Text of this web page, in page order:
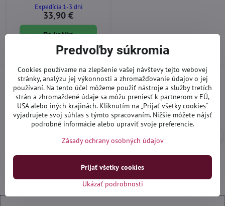
Expedícia 1-3 dni
33,90 €
Do košíka
Viac recenzií nájdete ajna Google
I Ivan_yogi92
Hodnotenie:
5
5
Odporúčam, prístup ku zákazníkom 100%
Predvoľby súkromia
Cookies používame na zlepšenie vašej návštevy tejto webovej
stránky, analýzu jej výkonnosti a zhromažďovanie údajov o jej
používaní. Na tento účel môžeme použiť nástroje a služby tretích
strán a zhromaždené údaje sa môžu preniesť k partnerom v EÚ,
USA alebo iných krajinách. Kliknutím na „Prijať všetky cookies“
vyjadrujete svoj súhlas s týmto spracovaním. Nižšie môžete nájsť
podrobné informácie alebo upraviť svoje preferencie.
Zásady ochrany osobných údajov
Ukázať podrobnosti
Prijať všetky cookies